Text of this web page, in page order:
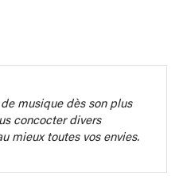
musique dès son plus
concocter divers
mieux toutes vos envies.